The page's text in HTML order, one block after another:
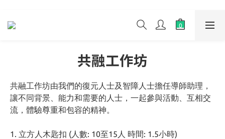
共融工作坊
共融工作坊由我們的復元人士及智障人士擔任導師助理，
讓不同背景、能力和需要的人士，一起參與活動、互相交
流，體驗尊重和包容的精神。
1. 立方人木匙扣 (人數: 10至15人 時間: 1.5小時)